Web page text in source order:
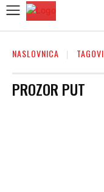
NASLOVNICA TAGOVI
PROZOR PUT